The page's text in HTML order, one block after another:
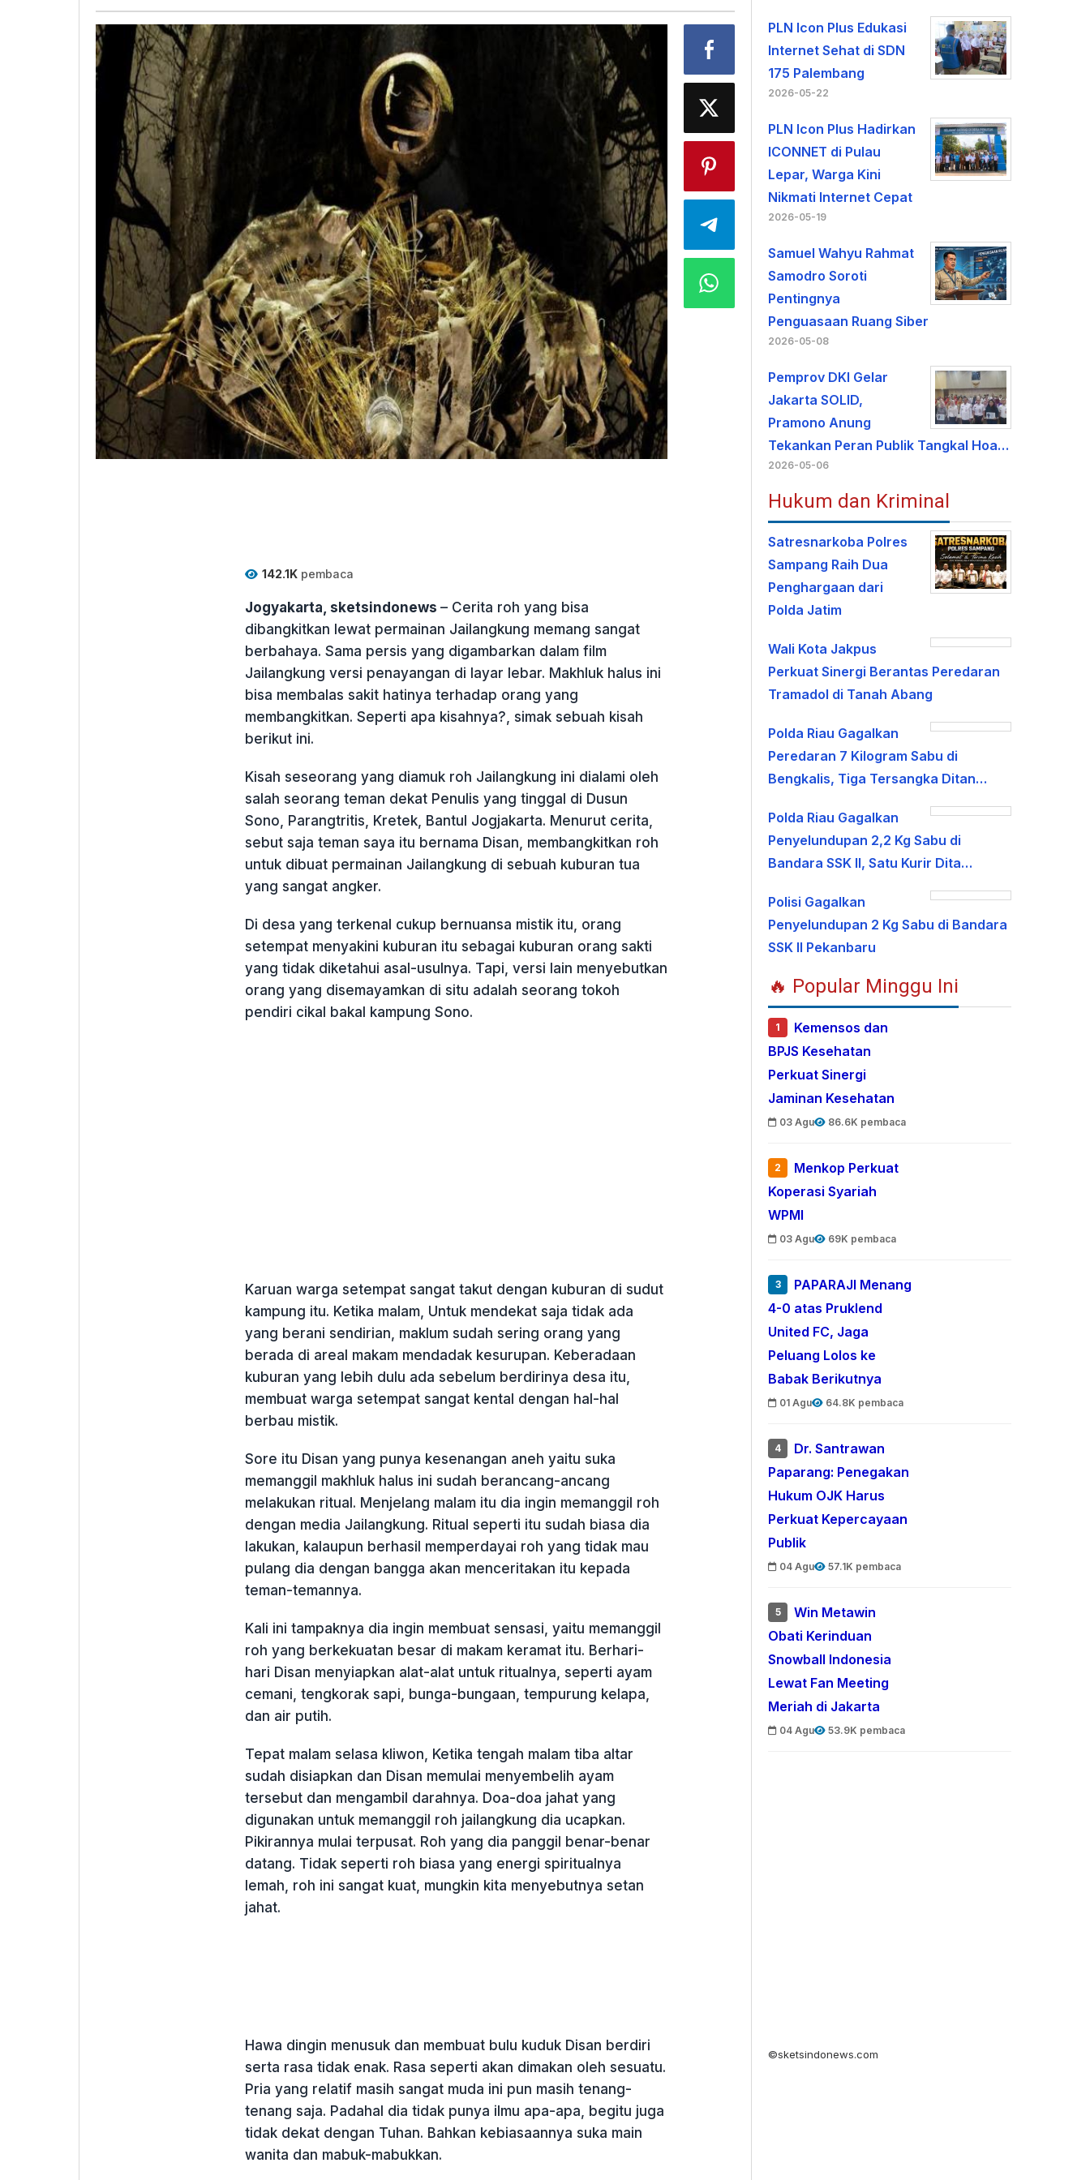
142.1Kpembaca
Jogyakarta, sketsindonews – Cerita roh yang bisa
dibangkitkan lewat permainan Jailangkung memang sangat
berbahaya. Sama persis yang digambarkan dalam film
Jailangkung versi penayangan di layar lebar. Makhluk halus ini
bisa membalas sakit hatinya terhadap orang yang
membangkitkan. Seperti apa kisahnya?, simak sebuah kisah
berikut ini.
Kisah seseorang yang diamuk roh Jailangkung ini dialami oleh
salah seorang teman dekat Penulis yang tinggal di Dusun
Sono, Parangtritis, Kretek, Bantul Jogjakarta. Menurut cerita,
sebut saja teman saya itu bernama Disan, membangkitkan roh
untuk dibuat permainan Jailangkung di sebuah kuburan tua
yang sangat angker.
Di desa yang terkenal cukup bernuansa mistik itu, orang
setempat menyakini kuburan itu sebagai kuburan orang sakti
yang tidak diketahui asal-usulnya. Tapi, versi lain menyebutkan
orang yang disemayamkan di situ adalah seorang tokoh
pendiri cikal bakal kampung Sono.
Karuan warga setempat sangat takut dengan kuburan di sudut
kampung itu. Ketika malam, Untuk mendekat saja tidak ada
yang berani sendirian, maklum sudah sering orang yang
berada di areal makam mendadak kesurupan. Keberadaan
kuburan yang lebih dulu ada sebelum berdirinya desa itu,
membuat warga setempat sangat kental dengan hal-hal
berbau mistik.
Sore itu Disan yang punya kesenangan aneh yaitu suka
memanggil makhluk halus ini sudah berancang-ancang
melakukan ritual. Menjelang malam itu dia ingin memanggil roh
dengan media Jailangkung. Ritual seperti itu sudah biasa dia
lakukan, kalaupun berhasil memperdayai roh yang tidak mau
pulang dia dengan bangga akan menceritakan itu kepada
teman-temannya.
Kali ini tampaknya dia ingin membuat sensasi, yaitu memanggil
roh yang berkekuatan besar di makam keramat itu. Berhari-
hari Disan menyiapkan alat-alat untuk ritualnya, seperti ayam
cemani, tengkorak sapi, bunga-bungaan, tempurung kelapa,
dan air putih.
Tepat malam selasa kliwon, Ketika tengah malam tiba altar
sudah disiapkan dan Disan memulai menyembelih ayam
tersebut dan mengambil darahnya. Doa-doa jahat yang
digunakan untuk memanggil roh jailangkung dia ucapkan.
Pikirannya mulai terpusat. Roh yang dia panggil benar-benar
datang. Tidak seperti roh biasa yang energi spiritualnya
lemah, roh ini sangat kuat, mungkin kita menyebutnya setan
jahat.
Hawa dingin menusuk dan membuat bulu kuduk Disan berdiri
serta rasa tidak enak. Rasa seperti akan dimakan oleh sesuatu.
Pria yang relatif masih sangat muda ini pun masih tenang-
tenang saja. Padahal dia tidak punya ilmu apa-apa, begitu juga
tidak dekat dengan Tuhan. Bahkan kebiasaannya suka main
wanita dan mabuk-mabukkan.
PLN Icon Plus Edukasi
Internet Sehat di SDN
175 Palembang
2026-05-22
PLN Icon Plus Hadirkan
ICONNET di Pulau
Lepar, Warga Kini
Nikmati Internet Cepat
2026-05-19
Samuel Wahyu Rahmat
Samodro Soroti
Pentingnya
Penguasaan Ruang Siber
2026-05-08
Pemprov DKI Gelar
Jakarta SOLID,
Pramono Anung
Tekankan Peran Publik Tangkal Hoa…
2026-05-06
Hukum dan Kriminal
Satresnarkoba Polres
Sampang Raih Dua
Penghargaan dari
Polda Jatim
Wali Kota Jakpus
Perkuat Sinergi Berantas Peredaran
Tramadol di Tanah Abang
Polda Riau Gagalkan
Peredaran 7 Kilogram Sabu di
Bengkalis, Tiga Tersangka Ditan…
Polda Riau Gagalkan
Penyelundupan 2,2 Kg Sabu di
Bandara SSK II, Satu Kurir Dita…
Polisi Gagalkan
Penyelundupan 2 Kg Sabu di Bandara
SSK II Pekanbaru
🔥 Popular Minggu Ini
1
Kemensos dan
BPJS Kesehatan
Perkuat Sinergi
Jaminan Kesehatan
03 Agu 86.6K pembaca
2
Menkop Perkuat
Koperasi Syariah
WPMI
03 Agu 69K pembaca
3
PAPARAJI Menang
4-0 atas Pruklend
United FC, Jaga
Peluang Lolos ke
Babak Berikutnya
01 Agu 64.8K pembaca
4
Dr. Santrawan
Paparang: Penegakan
Hukum OJK Harus
Perkuat Kepercayaan
Publik
04 Agu 57.1K pembaca
5
Win Metawin
Obati Kerinduan
Snowball Indonesia
Lewat Fan Meeting
Meriah di Jakarta
04 Agu 53.9K pembaca
©sketsindonews.com